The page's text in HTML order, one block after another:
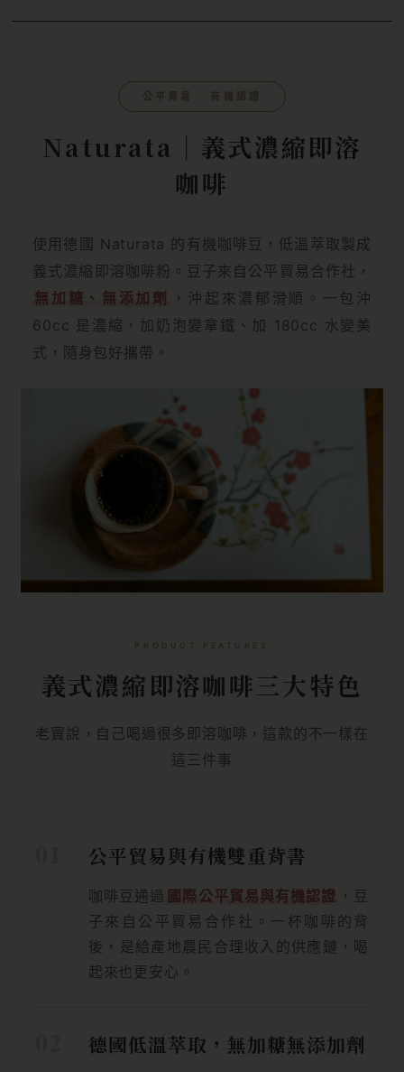
公平貿易 ‧ 有機認證
Naturata｜義式濃縮即溶
咖啡
使用德國 Naturata 的有機咖啡豆，低溫萃取製成
義式濃縮即溶咖啡粉。豆子來自公平貿易合作社，
無加糖、無添加劑
，沖起來濃郁滑順。一包沖
60cc 是濃縮，加奶泡變拿鐵、加 180cc 水變美
式，隨身包好攜帶。
PRODUCT FEATURES
義式濃縮即溶咖啡三大特色
老實說，自己喝過很多即溶咖啡，這款的不一樣在
這三件事
公平貿易與有機雙重背書
咖啡豆通過 國際公平貿易與有機認證 ，豆
子來自公平貿易合作社。一杯咖啡的背
後，是給產地農民合理收入的供應鏈，喝
起來也更安心。
德國低溫萃取，無加糖無添加劑